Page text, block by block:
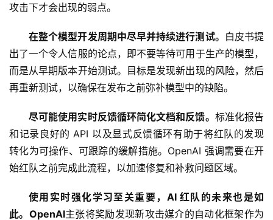
攻击下才会出现的弱点。
在整个模型开发周期中尽早并持续进行测试。 白皮书提
出了一个令人信服的论点，即不要等待可用于生产的模型，
而是从早期版本开始测试。目标是发现新出现的风险，然后
再重新测试，以确保在发布之前弥补模型中的缺陷。
尽可能使用实时反馈循环简化文档和反馈。 标准化报告
和记录良好的 API 以及显式反馈循环有助于将红队的发现
转化为可操作、可跟踪的缓解措施。OpenAI 强调需要在开
始红队之前完成此流程，以加速修复和补救问题区域。
使用实时强化学习至关重要，AI 红队的未来也是如
此。OpenAI主张将奖励发现新攻击媒介的自动化框架作为